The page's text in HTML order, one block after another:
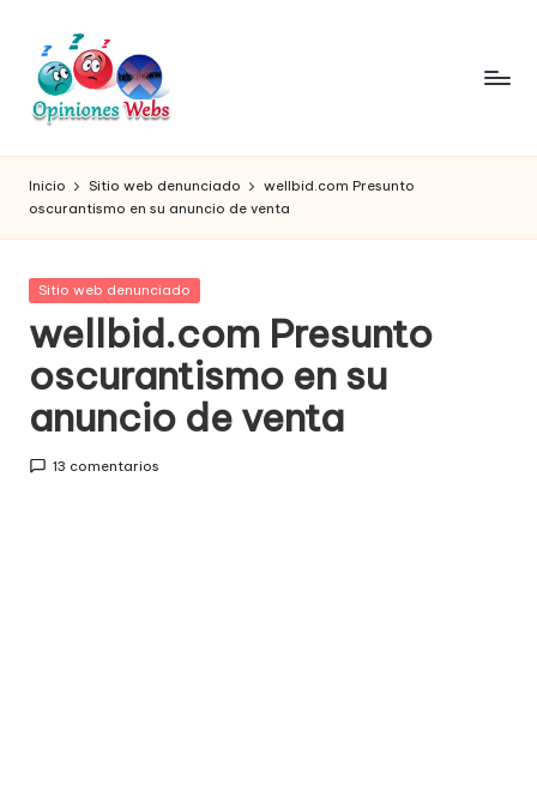
Saltar
contenido
O
pi
ni
o
n
e
s,
c
o
compra
online,
comprar
seguro
por
internet,
conoce
no
Inicio Sitio web denunciado
wellbid.com Presunto
oscurantismo en su anuncio de venta
Publicada
Sitio web denunciado
wellbid.com Presunto
oscurantismo en su
anuncio de venta
13 comentarios